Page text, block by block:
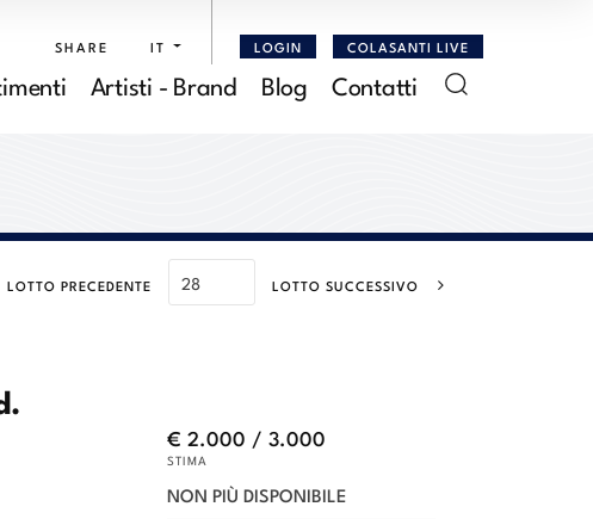
SHARE IT LOGIN COLASANTI LIVE
Artisti - Brand Blog Contatti
LOTTO PRECEDENTE LOTTO SUCCESSIVO
€ 2.000 / 3.000
STIMA
NON PIÙ DISPONIBILE